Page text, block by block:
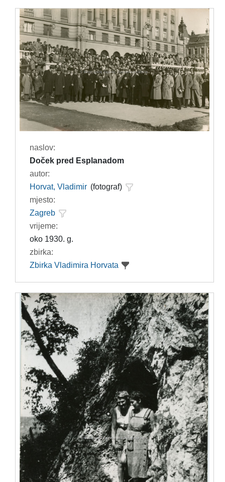
naslov:
Doček pred Esplanadom
autor:
Horvat, Vladimir (fotograf)
mjesto:
Zagreb
vrijeme:
oko 1930. g.
zbirka:
Zbirka Vladimira Horvata